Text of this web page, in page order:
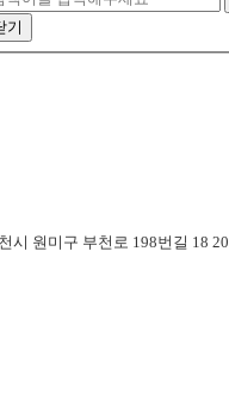
기
시 원미구 부천로 198번길